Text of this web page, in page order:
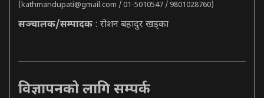
(kathmandupati@gmail.com / 01-5010547 / 9801028760)
सञ्चालक/सम्पादक : रोशन बहादुर खड्का
विज्ञापनको लागि सम्पर्क